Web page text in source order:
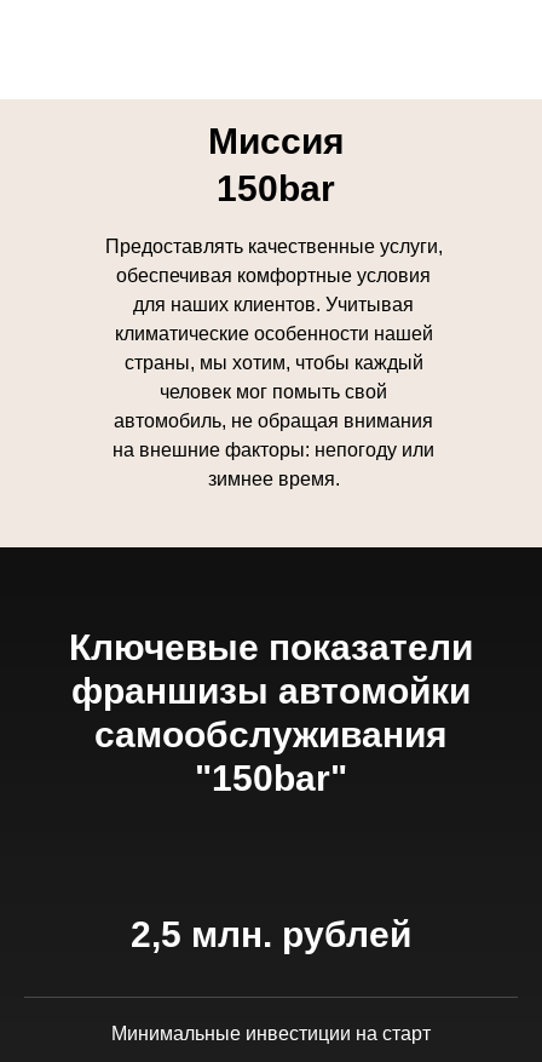
Миссия
150bar
Предоставлять качественные услуги,
обеспечивая комфортные условия
для наших клиентов. Учитывая
климатические особенности нашей
страны, мы хотим, чтобы каждый
человек мог помыть свой
автомобиль, не обращая внимания
на внешние факторы: непогоду или
зимнее время.
Ключевые показатели
франшизы автомойки
самообслуживания
"150bar"
2,5 млн. рублей
Минимальные инвестиции на старт